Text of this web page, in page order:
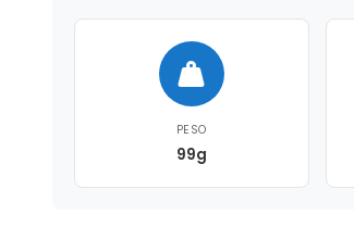
PESO
99g